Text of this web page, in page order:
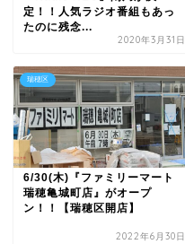
定！！人気ラジオ番組もあっ
たのに残念...
2020年3月31日
瑞穂区
6/30(木)『ファミリーマート
瑞穂亀城町店』がオープ
ン！！【瑞穂区開店】
2022年6月30日